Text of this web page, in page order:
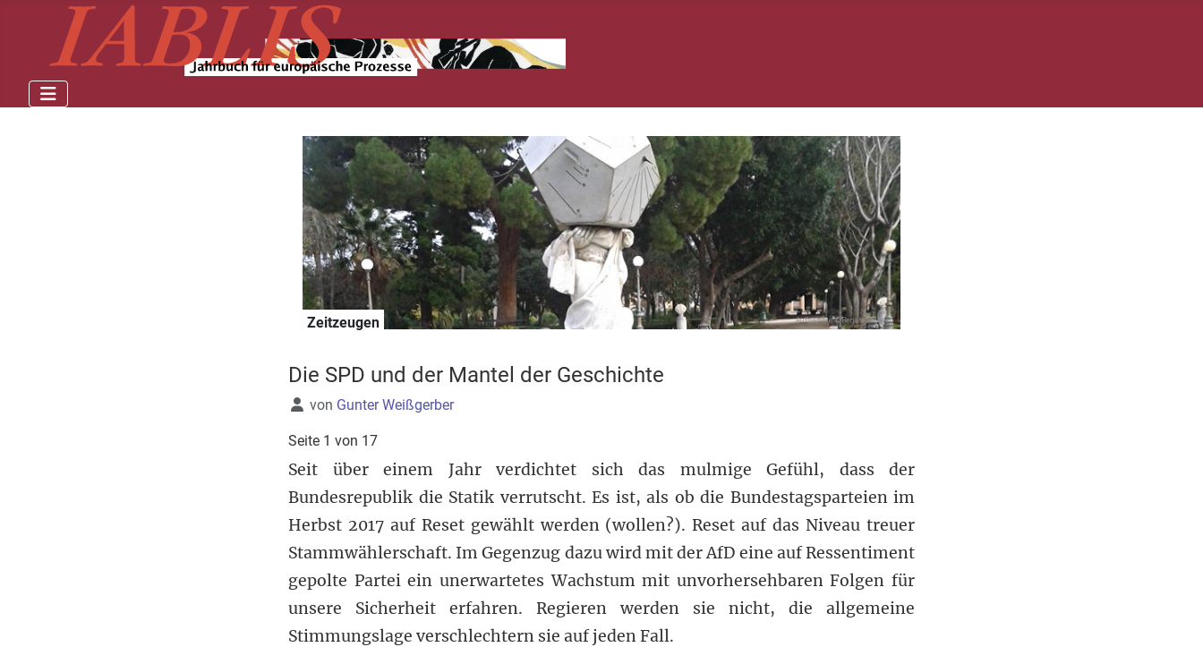
Zeitzeugen
Die SPD und der Mantel der Geschichte
Details
von Gunter Weißgerber
Seite 1 von 17
Seit über einem Jahr verdichtet sich das mulmige Gefühl, dass der
Bundesrepublik die Statik verrutscht. Es ist, als ob die Bundestagsparteien im
Herbst 2017 auf Reset gewählt werden (wollen?). Reset auf das Niveau treuer
Stammwählerschaft. Im Gegenzug dazu wird mit der AfD eine auf Ressentiment
gepolte Partei ein unerwartetes Wachstum mit unvorhersehbaren Folgen für
unsere Sicherheit erfahren. Regieren werden sie nicht, die allgemeine
Stimmungslage verschlechtern sie auf jeden Fall.